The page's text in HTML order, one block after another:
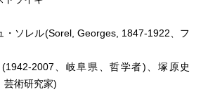
・ソレル(Sorel, Georges, 1847-1922、フ
2007、岐阜県、哲学者)、塚原史
芸術研究家)